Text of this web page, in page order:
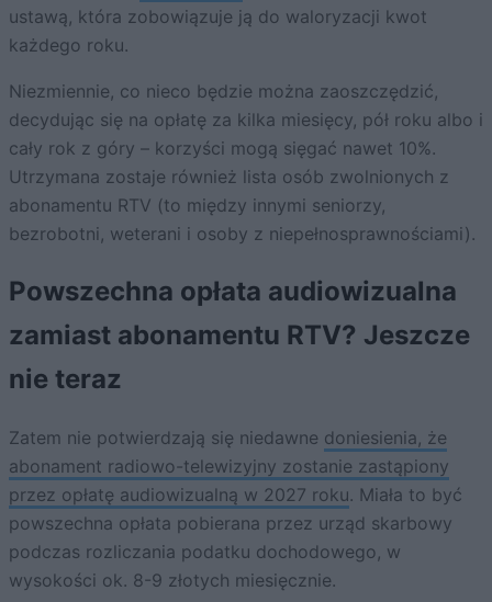
ustawą, która zobowiązuje ją do waloryzacji kwot
każdego roku.
Niezmiennie, co nieco będzie można zaoszczędzić,
decydując się na opłatę za kilka miesięcy, pół roku albo i
cały rok z góry – korzyści mogą sięgać nawet 10%.
Utrzymana zostaje również lista osób zwolnionych z
abonamentu RTV (to między innymi seniorzy,
bezrobotni, weterani i osoby z niepełnosprawnościami).
Powszechna opłata audiowizualna
zamiast abonamentu RTV? Jeszcze
nie teraz
Zatem nie potwierdzają się niedawne doniesienia, że
abonament radiowo-telewizyjny zostanie zastąpiony
przez opłatę audiowizualną w 2027 roku. Miała to być
powszechna opłata pobierana przez urząd skarbowy
podczas rozliczania podatku dochodowego, w
wysokości ok. 8-9 złotych miesięcznie.